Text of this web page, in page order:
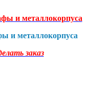
и металлокорпуса
заказ